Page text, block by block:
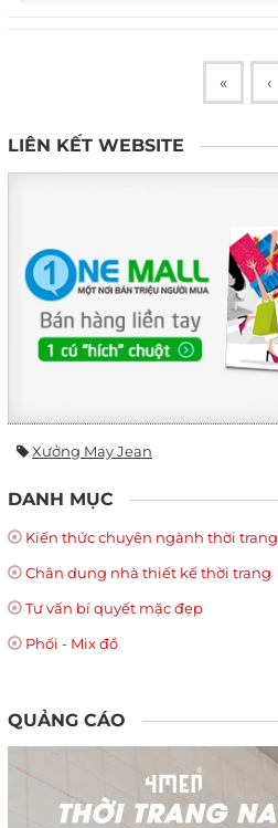
« ‹
LIÊN KẾT WEBSITE
Xưởng May Jean
DANH MỤC
Kiến thức chuyên ngành thời trang
Chân dung nhà thiết kế thời trang
Tư vấn bí quyết mặc đẹp
Phối - Mix đồ
QUẢNG CÁO